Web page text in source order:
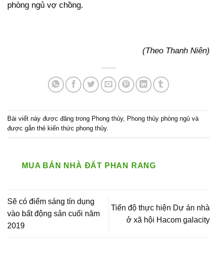
phòng ngủ vợ chồng.
(Theo Thanh Niên)
Bài viết này được đăng trong Phong thủy, Phong thủy phòng ngủ và
được gắn thẻ kiến thức phong thủy.
MUA BÁN NHÀ ĐẤT PHAN RANG
Sẽ có điểm sáng tín dụng
vào bất động sản cuối năm
2019
Tiến độ thực hiện Dự án nhà
ở xã hội Hacom galacity